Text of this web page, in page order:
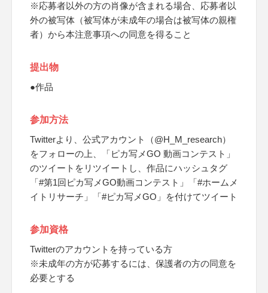
※応募者以外の方の肖像が含まれる場合、応募者以
外の被写体（被写体が未成年の場合は被写体の親権
者）から本注意事項への同意を得ること
提出物
●作品
参加方法
Twitterより、公式アカウント（@H_M_research）
をフォローの上、「ピカ写メGO 動画コンテスト」
のツイートをリツイートし、作品にハッシュタグ
「#第1回ピカ写メGO動画コンテスト」「#ホームメ
イトリサーチ」「#ピカ写メGO」を付けてツイート
参加資格
Twitterのアカウントを持っている方
※未成年の方が応募するには、保護者の方の同意を
必要とする